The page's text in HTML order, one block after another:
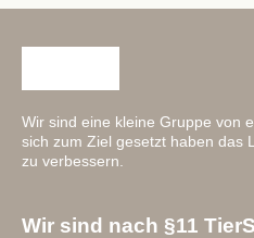
Wir sind eine kleine Gruppe von
sich zum Ziel gesetzt haben das
zu verbessern.
Wir sind nach §11